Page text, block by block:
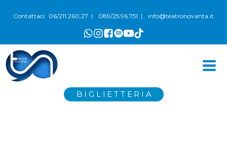
Contattaci: 06/211.260.27 | 089/25.96.751 | info@teatronovanta.it
BIGLIETTERIA